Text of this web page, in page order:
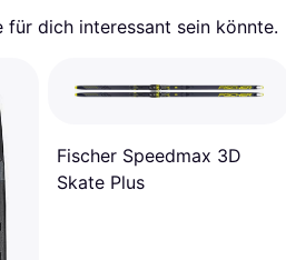
für dich interessant sein könnte.
Fischer Speedmax 3D
Skate Plus